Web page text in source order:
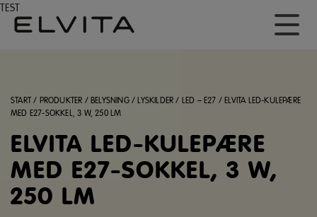
TEST
START / PRODUKTER /BELYSNING/LYSKILDER / LED – E27 /ELVITA LED-KULEPÆRE
MED E27-SOKKEL, 3 W, 250 LM
ELVITA LED-KULEPÆRE
MED E27-SOKKEL, 3 W,
250 LM